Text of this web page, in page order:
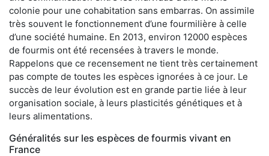
colonie pour une cohabitation sans embarras. On assimile
très souvent le fonctionnement d’une fourmilière à celle
d’une société humaine. En 2013, environ 12000 espèces
de fourmis ont été recensées à travers le monde.
Rappelons que ce recensement ne tient très certainement
pas compte de toutes les espèces ignorées à ce jour. Le
succès de leur évolution est en grande partie liée à leur
organisation sociale, à leurs plasticités génétiques et à
leurs alimentations.
Généralités sur les espèces de fourmis vivant en
France